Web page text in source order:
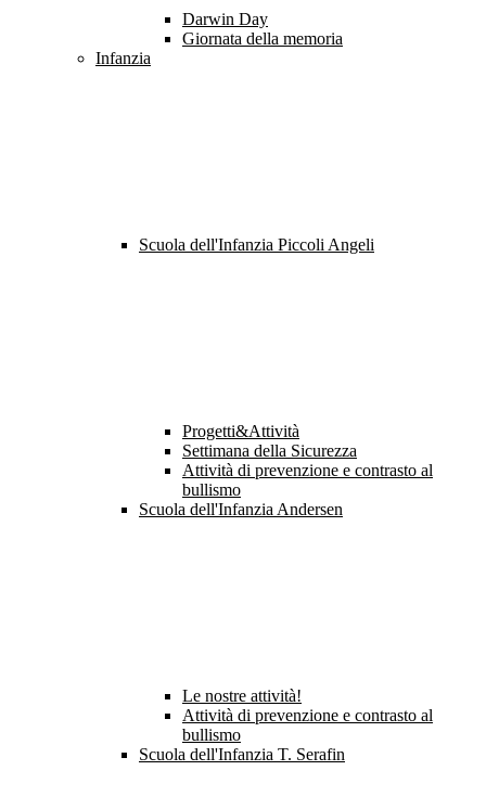
Darwin Day
Giornata della memoria
Infanzia
Scuola dell'Infanzia Piccoli Angeli
Progetti&Attività
Settimana della Sicurezza
Attività di prevenzione e contrasto al
bullismo
Scuola dell'Infanzia Andersen
Le nostre attività!
Attività di prevenzione e contrasto al
bullismo
Scuola dell'Infanzia T. Serafin